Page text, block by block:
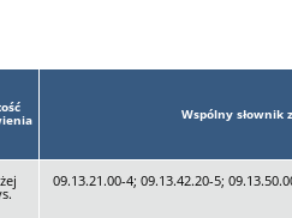
Wspólny słownik
09.13.21.00-4; 09.13.42.20-5;